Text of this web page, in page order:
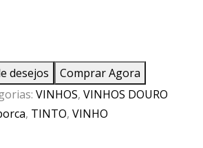
desejos
Comprar Agora
VINHOS, VINHOS DOURO
, TINTO, VINHO